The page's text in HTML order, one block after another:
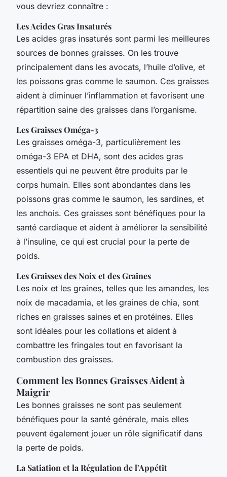
vous devriez connaître :
Les Acides Gras Insaturés
Les acides gras insaturés sont parmi les meilleures
sources de bonnes graisses. On les trouve
principalement dans les avocats, l’huile d’olive, et
les poissons gras comme le saumon. Ces graisses
aident à diminuer l’inflammation et favorisent une
répartition saine des graisses dans l’organisme.
Les Graisses Oméga-3
Les graisses oméga-3, particulièrement les
oméga-3 EPA et DHA, sont des acides gras
essentiels qui ne peuvent être produits par le
corps humain. Elles sont abondantes dans les
poissons gras comme le saumon, les sardines, et
les anchois. Ces graisses sont bénéfiques pour la
santé cardiaque et aident à améliorer la sensibilité
à l’insuline, ce qui est crucial pour la perte de
poids.
Les Graisses des Noix et des Graines
Les noix et les graines, telles que les amandes, les
noix de macadamia, et les graines de chia, sont
riches en graisses saines et en protéines. Elles
sont idéales pour les collations et aident à
combattre les fringales tout en favorisant la
combustion des graisses.
Comment les Bonnes Graisses Aident à
Maigrir
Les bonnes graisses ne sont pas seulement
bénéfiques pour la santé générale, mais elles
peuvent également jouer un rôle significatif dans
la perte de poids.
La Satiation et la Régulation de l’Appétit